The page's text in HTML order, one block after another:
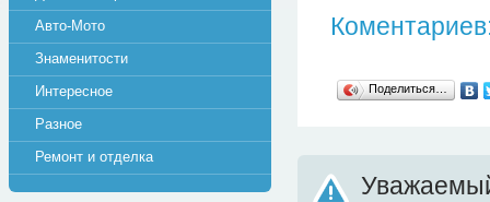
Поделиться…
Авто-Мото
Знаменитости
Интересное
Разное
Ремонт и отделка